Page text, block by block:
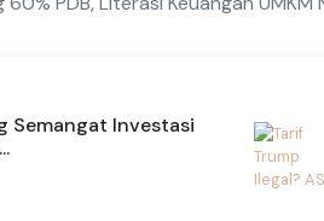
Semangat Investasi